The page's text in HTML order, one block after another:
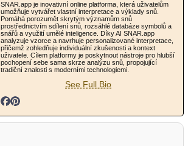
SNAR.app je inovativní online platforma, která uživatelům
umožňuje vytvářet vlastní interpretace a výklady snů.
Pomáhá porozumět skrytým významům snů
prostřednictvím sdílení snů, rozsáhlé databáze symbolů a
snářů a využití umělé inteligence. Díky AI SNAR.app
analyzuje vzorce a navrhuje personalizované interpretace,
přičemž zohledňuje individuální zkušenosti a kontext
uživatele. Cílem platformy je poskytnout nástroje pro hlubší
pochopení sebe sama skrze analýzu snů, propojující
tradiční znalosti s moderními technologiemi.
See Full Bio